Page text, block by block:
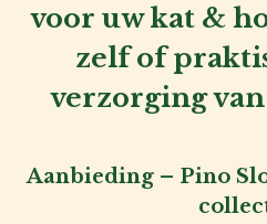
voor uw kat &
zelf of
verzorging
Aanbieding – Pino